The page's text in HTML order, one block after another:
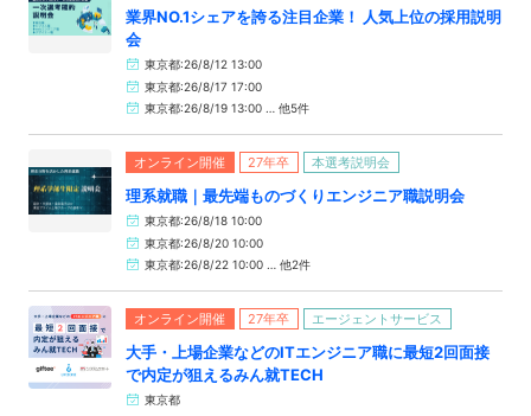
業界NO.1シェアを誇る注目企業！ 人気上位の採用説明
会
東京都:26/8/12 13:00
東京都:26/8/17 17:00
東京都:26/8/19 13:00 … 他5件
オンライン開催 27年卒 本選考説明会
理系就職｜最先端ものづくりエンジニア職説明会
東京都:26/8/18 10:00
東京都:26/8/20 10:00
東京都:26/8/22 10:00 … 他2件
オンライン開催 27年卒 エージェントサービス
大手・上場企業などのITエンジニア職に最短2回面接
で内定が狙えるみん就TECH
東京都